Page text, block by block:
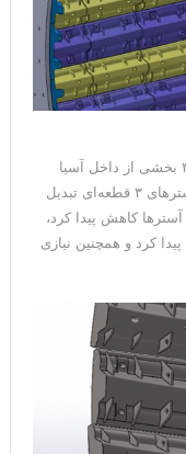
در تیرماه ۱۳۹۹ آخرین سری از آسترهای بدنه ۳ بخشی از داخل آسیا
بیرون آورده شدند. با همت دوستان کاشیگر آسترهای ۳ قطعه‌‌ای تبدیل
کاهش پیدا کرد،
به ۸۰ قطعه کاهش پیدا کرد و همچنین نیازی